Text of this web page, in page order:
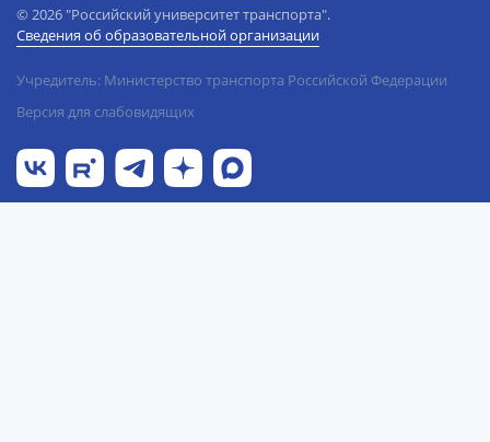
© 2026 "Российский университет транспорта".
Сведения об образовательной организации
Учредитель: Министерство транспорта Российской Федерации
Версия для слабовидящих